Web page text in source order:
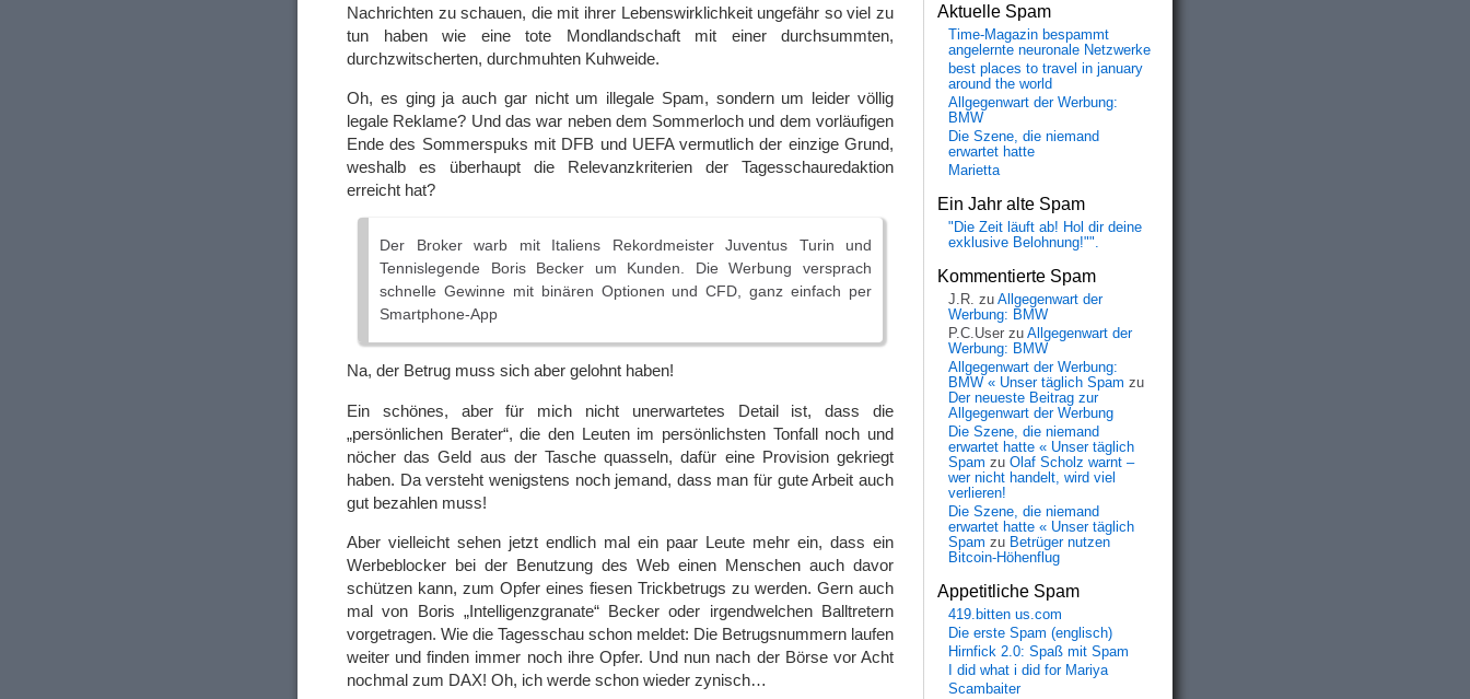
Nachrichten zu schauen, die mit ihrer Lebenswirklichkeit ungefähr so viel zu
tun haben wie eine tote Mondlandschaft mit einer durchsummten,
durchzwitscherten, durchmuhten Kuhweide.
Oh, es ging ja auch gar nicht um illegale Spam, sondern um leider völlig
legale Reklame? Und das war neben dem Sommerloch und dem vorläufigen
Ende des Sommerspuks mit DFB und UEFA vermutlich der einzige Grund,
weshalb es überhaupt die Relevanzkriterien der Tagesschauredaktion
erreicht hat?
Der Broker warb mit Italiens Rekordmeister Juventus Turin und
Tennislegende Boris Becker um Kunden. Die Werbung versprach
schnelle Gewinne mit binären Optionen und CFD, ganz einfach per
Smartphone-App
Na, der Betrug muss sich aber gelohnt haben!
Ein schönes, aber für mich nicht unerwartetes Detail ist, dass die
„persönlichen Berater“, die den Leuten im persönlichsten Tonfall noch und
nöcher das Geld aus der Tasche quasseln, dafür eine Provision gekriegt
haben. Da versteht wenigstens noch jemand, dass man für gute Arbeit auch
gut bezahlen muss!
Aber vielleicht sehen jetzt endlich mal ein paar Leute mehr ein, dass ein
Werbeblocker bei der Benutzung des Web einen Menschen auch davor
schützen kann, zum Opfer eines fiesen Trickbetrugs zu werden. Gern auch
mal von Boris „Intelligenzgranate“ Becker oder irgendwelchen Balltretern
vorgetragen. Wie die Tagesschau schon meldet: Die Betrugsnummern laufen
weiter und finden immer noch ihre Opfer. Und nun nach der Börse vor Acht
nochmal zum DAX! Oh, ich werde schon wieder zynisch…
Aktuelle Spam
Time-Magazin bespammt
angelernte neuronale Netzwerke
best places to travel in january
around the world
Allgegenwart der Werbung:
BMW
Die Szene, die niemand
erwartet hatte
Marietta
Ein Jahr alte Spam
"Die Zeit läuft ab! Hol dir deine
exklusive Belohnung!"".
Kommentierte Spam
J.R. zu Allgegenwart der
Werbung: BMW
P.C.User zu Allgegenwart der
Werbung: BMW
Allgegenwart der Werbung:
BMW « Unser täglich Spam zu
Der neueste Beitrag zur
Allgegenwart der Werbung
Die Szene, die niemand
erwartet hatte « Unser täglich
Spam zu Olaf Scholz warnt –
wer nicht handelt, wird viel
verlieren!
Die Szene, die niemand
erwartet hatte « Unser täglich
Spam zu Betrüger nutzen
Bitcoin-Höhenflug
Appetitliche Spam
419.bitten us.com
Die erste Spam (englisch)
Hirnfick 2.0: Spaß mit Spam
I did what i did for Mariya
Scambaiter